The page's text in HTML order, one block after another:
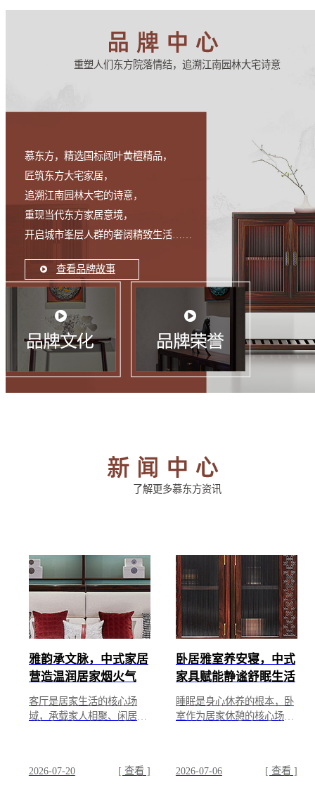
重塑人们东方院落情结，追溯江南园林大宅诗意
慕东方，精选国标阔叶黄檀精品，
匠筑东方大宅家居，
追溯江南园林大宅的诗意，
重现当代东方家居意境，
开启城市峯层人群的奢阔精致生活……
查看品牌故事
了解更多慕东方资讯
雅韵承文脉，中式家居
营造温润居家烟火气
客厅是居家生活的核心场
域，承载家人相聚、闲居休
间...
2026-07-20 [ 查看 ]
卧居雅室养安寝，中式
家具赋能静谧舒眠生活
睡眠是身心休养的根本，卧
室作为居家休憩的核心场
以...
2026-07-06 [ 查看 ]